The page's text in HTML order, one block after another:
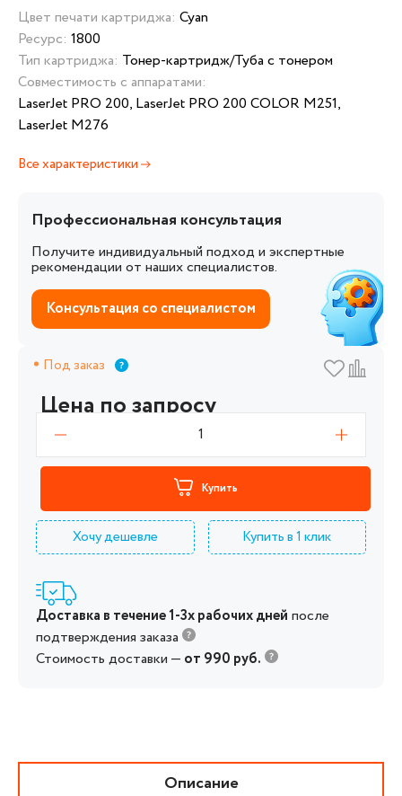
Цвет печати картриджа: Cyan
Ресурс: 1800
Тип картриджа: Тонер-картридж/Туба с тонером
Совместимость с аппаратами:
LaserJet PRO 200, LaserJet PRO 200 COLOR M251,
LaserJet M276
Все характеристики
Профессиональная консультация
Получите индивидуальный подход и экспертные
рекомендации от наших специалистов.
Консультация со специалистом
Под заказ
Цена по запросу
1
Купить
Хочу дешевле Купить в 1 клик
Доставка в течение 1-3х рабочих дней после
подтверждения заказа
Стоимость доставки — от 990 руб.
Описание